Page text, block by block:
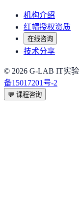
机构介绍
红帽授权资质
在线咨询
技术分享
© 2026 G-LAB IT实
备15017201号-2
💬 课程咨询